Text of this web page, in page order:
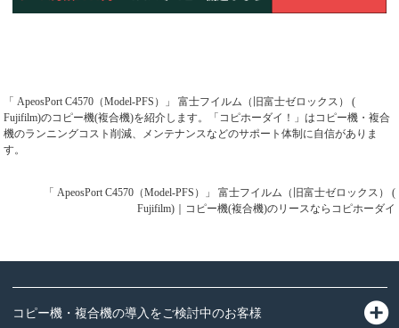
「 ApeosPort C4570（Model-PFS）」 富士フイルム（旧富士ゼロックス） (
Fujifilm)のコピー機(複合機)を紹介します。「コピホーダイ！」はコピー機・複合
機のランニングコスト削減、メンテナンスなどのサポート体制に自信がありま
す。
「 ApeosPort C4570（Model-PFS）」 富士フイルム（旧富士ゼロックス） (
Fujifilm)｜コピー機(複合機)のリースならコピホーダイ
コピー機・複合機の導入をご検討中のお客様